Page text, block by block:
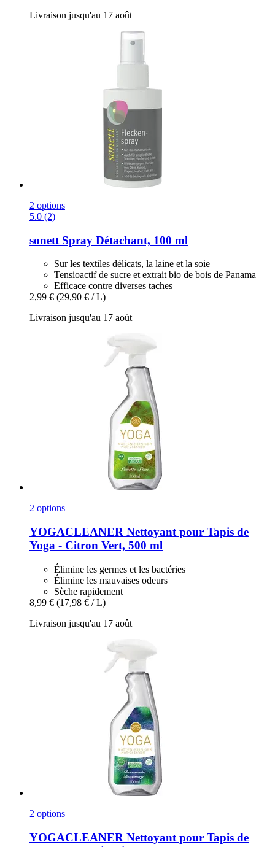
Livraison jusqu'au 17 août
2 options
5.0 (2)
sonett Spray Détachant, 100 ml
Sur les textiles délicats, la laine et la soie
Tensioactif de sucre et extrait bio de bois de Panama
Efficace contre diverses taches
2,99 € (29,90 € / L)
Livraison jusqu'au 17 août
2 options
YOGACLEANER Nettoyant pour Tapis de
Yoga -​ Citron Vert, 500 ml
Élimine les germes et les bactéries
Élimine les mauvaises odeurs
Sèche rapidement
8,99 € (17,98 € / L)
Livraison jusqu'au 17 août
2 options
YOGACLEANER Nettoyant pour Tapis de